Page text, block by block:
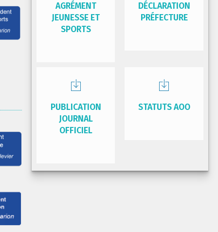
AGRÉMENT
JEUNESSE ET
SPORTS
DÉCLARATION
PRÉFECTURE
PUBLICATION
JOURNAL
OFFICIEL
STATUTS AOO